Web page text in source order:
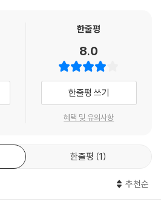
한줄평
8.0
한줄평 쓰기
혜택 및 유의사항
한줄평 1
추천순